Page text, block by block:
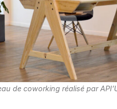
de coworking réalisé par